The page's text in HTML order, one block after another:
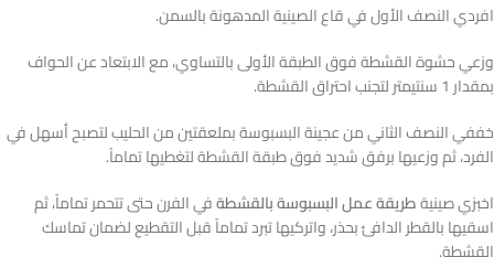
افردي النصف الأول في قاع الصينية المدهونة بالسمن.
وزعي حشوة القشطة فوق الطبقة الأولى بالتساوي، مع الابتعاد عن الحواف
بمقدار 1 سنتيمتر لتجنب احتراق القشطة.
خففي النصف الثاني من عجينة البسبوسة بملعقتين من الحليب لتصبح أسهل في
الفرد، ثم وزعيها برفق شديد فوق طبقة القشطة لتغطيها تماماً.
اخبزي صينيةطريقة عمل البسبوسة بالقشطةفي الفرن حتى تتحمر تماماً، ثم
اسقيها بالقطر الدافئ بحذر، واتركيها تبرد تماماً قبل التقطيع لضمان تماسك
القشطة.